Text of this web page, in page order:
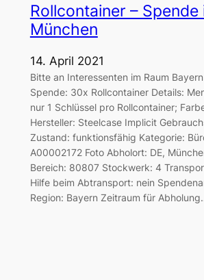
Rollcontainer – Spende
München
14. April 2021
Bitte an Interessenten im Raum
Spende: 30x Rollcontainer Details:
nur 1 Schlüssel pro Rollcontainer;
Hersteller: Steelcase Implicit
Zustand: funktionsfähig Kategorie:
A00002172 Foto Abholort: DE,
Bereich: 80807 Stockwerk: 4
Hilfe beim Abtransport: nein
Region: Bayern Zeitraum für